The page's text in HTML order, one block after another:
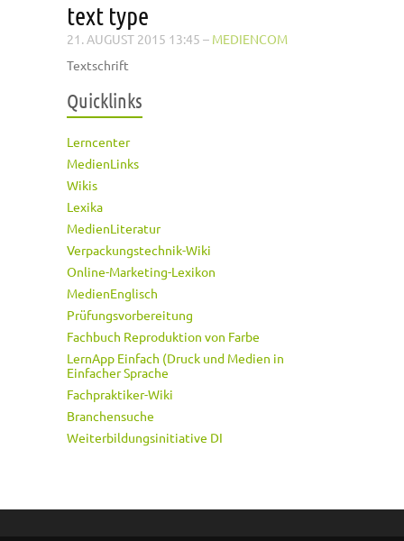
text type
21. AUGUST 2015 13:45 – MEDIENCOM
Textschrift
Quicklinks
Lerncenter
MedienLinks
Wikis
Lexika
MedienLiteratur
Verpackungstechnik-Wiki
Online-Marketing-Lexikon
MedienEnglisch
Prüfungsvorbereitung
Fachbuch Reproduktion von Farbe
LernApp Einfach (Druck und Medien in
Einfacher Sprache
Fachpraktiker-Wiki
Branchensuche
Weiterbildungsinitiative DI